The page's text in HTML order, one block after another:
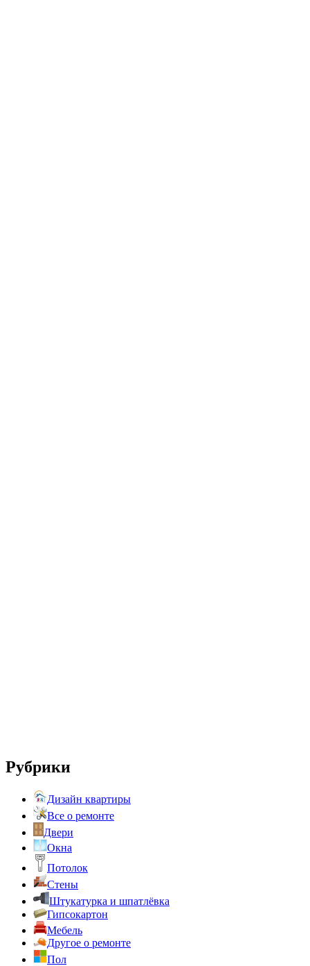
Рубрики
Дизайн квартиры
Все о ремонте
Двери
Окна
Потолок
Стены
Штукатурка и шпатлёвка
Гипсокартон
Мебель
Другое о ремонте
Пол